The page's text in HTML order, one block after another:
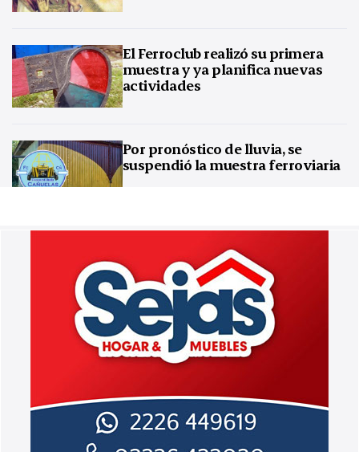
El Ferroclub realizó su primera
muestra y ya planifica nuevas
actividades
Por pronóstico de lluvia, se
suspendió la muestra ferroviaria